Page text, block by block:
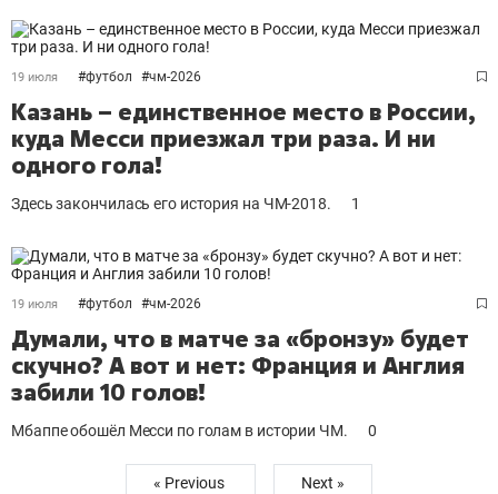
19 июля #футбол #чм-2026
Казань – единственное место в России,
куда Месси приезжал три раза. И ни
одного гола!
Здесь закончилась его история на ЧМ-2018. 1
19 июля #футбол #чм-2026
Думали, что в матче за «бронзу» будет
скучно? А вот и нет: Франция и Англия
забили 10 голов!
Мбаппе обошёл Месси по голам в истории ЧМ. 0
« Previous Next »